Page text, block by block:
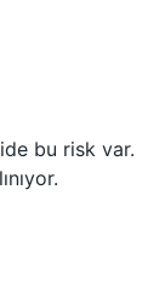
bu risk var.